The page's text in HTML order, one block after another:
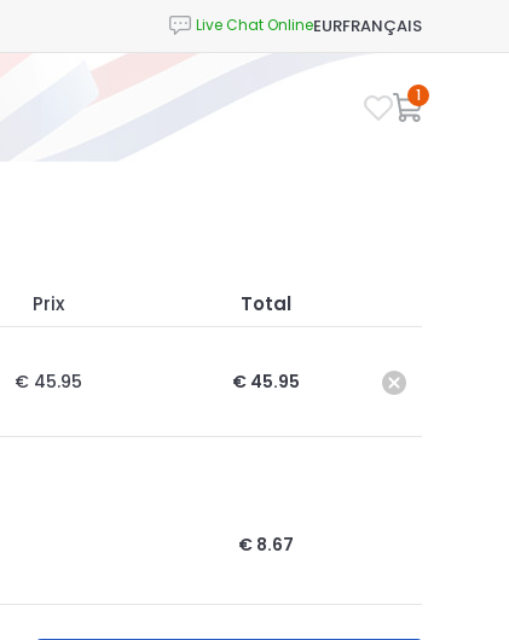
EURFRANÇAIS
1
Prix Total
€ 45.95 € 45.95
€ 8.67